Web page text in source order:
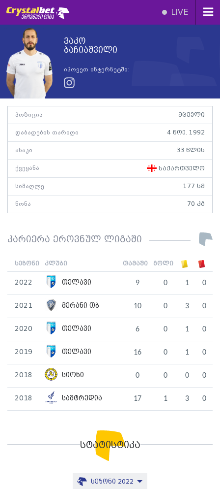
LIVE
ვაკო
ბაჩიაშვილი
იპოვეთ ინტერნეტში:
პოზიცია მცველი
დაბადების თარიღი 4 ნოე. 1992
ასაკი 33 წლის
ქვეყანა საქართველო
სიმაღლე 177 სმ
წონა 70 კგ
კარიერა ეროვნულ ლიგაში
სეზონი კლუბი თამაში გოლი
2022 თელავი 9 0 1 0
2021 მერანი თბ 10 0 3 0
2020 თელავი 6 0 1 0
2019 თელავი 16 0 1 0
2018 სიონი 0 0 0 0
2018 სამტრედია 17 1 3 0
სტატისტიკა
სეზონი 2022